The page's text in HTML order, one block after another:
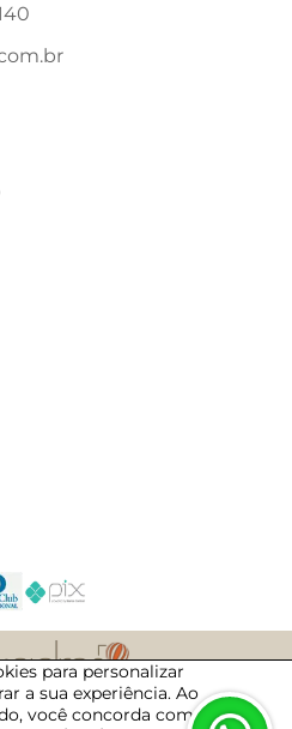
os direitos reservados
00:21 · 50048473
para personalizar
a sua experiência. Ao
você concorda com a